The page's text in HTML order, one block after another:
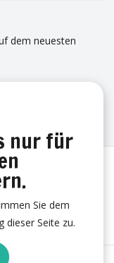
dem neuesten
nur für
Sie dem
dieser Seite zu.